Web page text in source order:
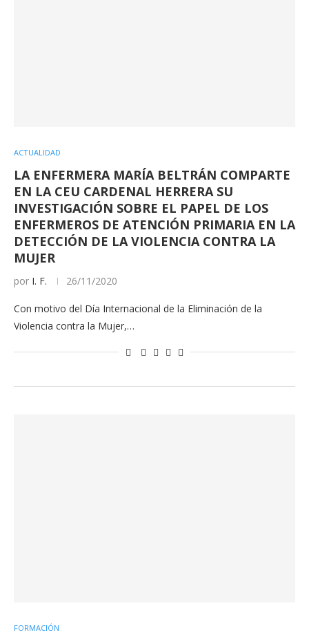
ACTUALIDAD
LA ENFERMERA MARÍA BELTRÁN COMPARTE
EN LA CEU CARDENAL HERRERA SU
INVESTIGACIÓN SOBRE EL PAPEL DE LOS
ENFERMEROS DE ATENCIÓN PRIMARIA EN LA
DETECCIÓN DE LA VIOLENCIA CONTRA LA
MUJER
por I. F. 26/11/2020
Con motivo del Día Internacional de la Eliminación de la
Violencia contra la Mujer,…
FORMACIÓN